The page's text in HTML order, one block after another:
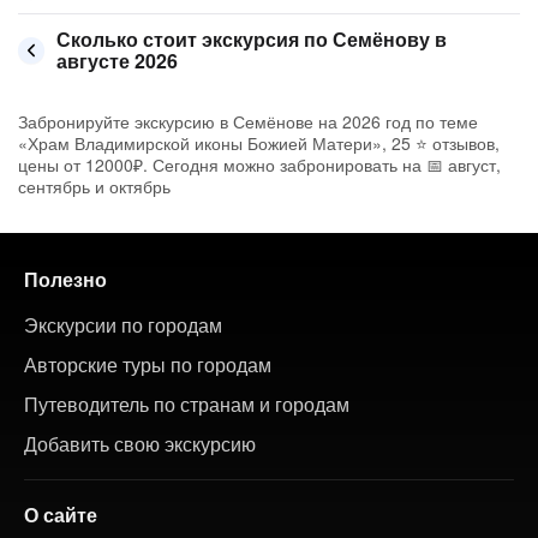
Сколько стоит экскурсия по Семёнову в
августе 2026
Забронируйте экскурсию в Семёнове на 2026 год по теме
«Храм Владимирской иконы Божией Матери», 25 ⭐ отзывов,
цены от 12000₽. Сегодня можно забронировать на 📅 август,
сентябрь и октябрь
Полезно
Экскурсии по городам
Авторские туры по городам
Путеводитель по странам и городам
Добавить свою экскурсию
О сайте